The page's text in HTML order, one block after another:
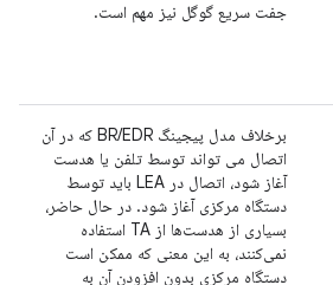
جفت سریع گوگل نیز مهم است.
برخلاف مدل پیجینگ BR/EDR که در آن
اتصال می تواند توسط تلفن یا هدست
آغاز شود، اتصال در LEA باید توسط
دستگاه مرکزی آغاز شود. در حال حاضر،
بسیاری از هدست‌ها از TA استفاده
نمی‌کنند، به این معنی که ممکن است
دستگاه مرکزی بدون افزودن آن به